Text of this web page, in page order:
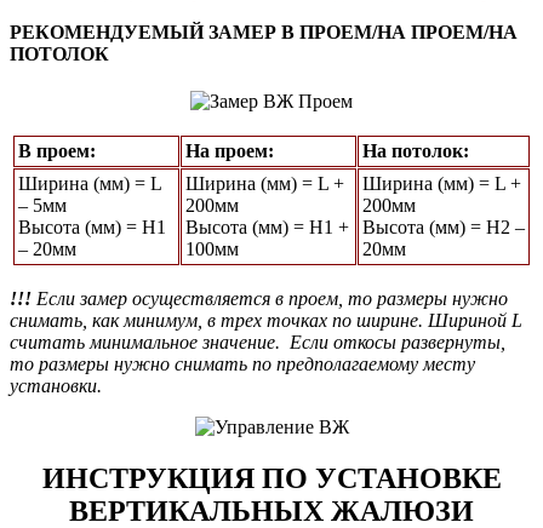
РЕКОМЕНДУЕМЫЙ ЗАМЕР В ПРОЕМ/НА ПРОЕМ/НА
ПОТОЛОК
В проем: На проем:
На потолок:
Ширина (мм) = L
– 5мм
Высота (мм) = Н1
– 20мм
Ширина (мм) = L +
200мм
Высота (мм) = Н1 +
100мм
Ширина (мм) = L +
200мм
Высота (мм) = Н2 –
20мм
!!! Если замер осуществляется в проем, то размеры нужно
снимать, как минимум, в трех точках по ширине. Шириной L
считать минимальное значение. Если откосы развернуты,
то размеры нужно снимать по предполагаемому месту
установки.
ИНСТРУКЦИЯ ПО УСТАНОВКЕ
ВЕРТИКАЛЬНЫХ ЖАЛЮЗИ